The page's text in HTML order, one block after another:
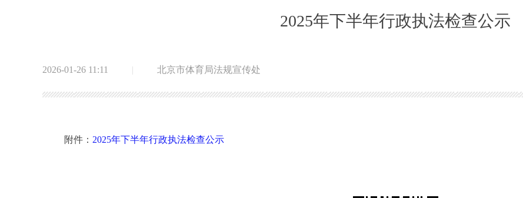
2025年下半年行政执法检查公示
2026-01-26 11:11 | 北京市体育局法规宣传处
附件： 2025年下半年行政执法检查公示